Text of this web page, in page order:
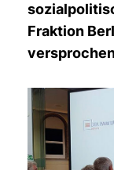
Fraktion